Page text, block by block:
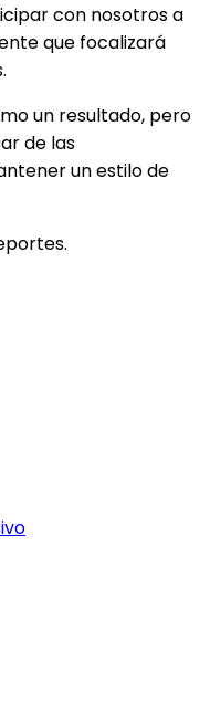
con nosotros a
que focalizará
un resultado, pero
de las
un estilo de